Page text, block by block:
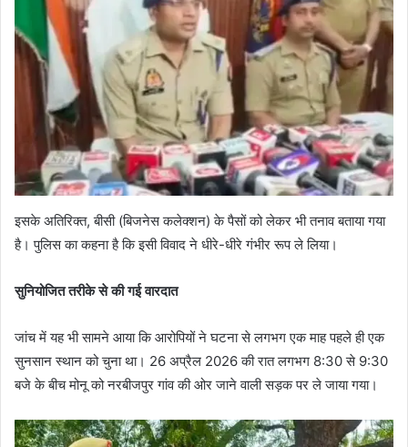
इसके अतिरिक्त, बीसी (बिजनेस कलेक्शन) के पैसों को लेकर भी तनाव बताया गया
है। पुलिस का कहना है कि इसी विवाद ने धीरे-धीरे गंभीर रूप ले लिया।
सुनियोजित तरीके से की गई वारदात
जांच में यह भी सामने आया कि आरोपियों ने घटना से लगभग एक माह पहले ही एक
सुनसान स्थान को चुना था। 26 अप्रैल 2026 की रात लगभग 8:30 से 9:30
बजे के बीच मोनू को नरबीजपुर गांव की ओर जाने वाली सड़क पर ले जाया गया।